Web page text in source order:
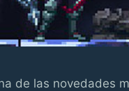
de las novedades